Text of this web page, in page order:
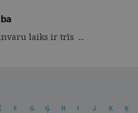
laiks ir trīs ...
F G Ģ H I J K Ķ